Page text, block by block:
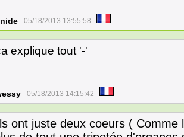
05/18/2013 13:55:58
explique tout '-'
05/18/2013 14:15:42
ont juste deux coeurs (